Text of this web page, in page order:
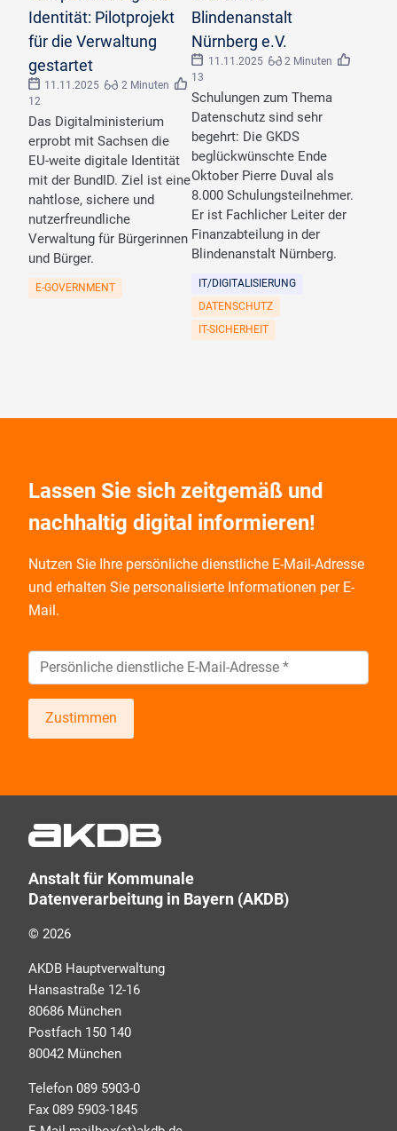
Identität: Pilotprojekt
für die Verwaltung
gestartet
11.11.2025
2 Minuten
12
Das Digitalministerium
erprobt mit Sachsen die
EU-weite digitale Identität
mit der BundID. Ziel ist eine
nahtlose, sichere und
nutzerfreundliche
Verwaltung für Bürgerinnen
und Bürger.
E-GOVERNMENT
Blindenanstalt
Nürnberg e.V.
11.11.2025
2 Minuten
13
Schulungen zum Thema
Datenschutz sind sehr
begehrt: Die GKDS
beglückwünschte Ende
Oktober Pierre Duval als
8.000 Schulungsteilnehmer.
Er ist Fachlicher Leiter der
Finanzabteilung in der
Blindenanstalt Nürnberg.
IT/DIGITALISIERUNG
DATENSCHUTZ
IT-SICHERHEIT
Lassen Sie sich zeitgemäß und
nachhaltig digital informieren!
Nutzen Sie Ihre persönliche dienstliche E-Mail-Adresse
und erhalten Sie personalisierte Informationen per E-
Mail.
Zustimmen
Umfragen in allen Produktbereichen des AKDB
selbstverständlich kostenlos. Aber auch schnell und
ressourcenschonend, eben ganz zeitgemäß digital.
Dafür benötigen wir Ihre Einwilligung, die Sie jederzeit
Anstalt für Kommunale
Datenverarbeitung in Bayern (AKDB)
© 2026
AKDB Hauptverwaltung
Hansastraße 12-16
80686 München
Postfach 150 140
80042 München
Telefon 089 5903-0
Fax 089 5903-1845